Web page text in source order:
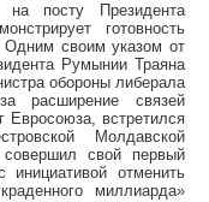
посту Президента
готовность
Одним своим указом от
Румынии Траяна
обороны либерала
расширение связей
встретился
Молдавской
свой первый
отменить
миллиарда»